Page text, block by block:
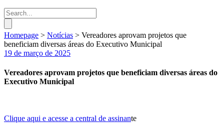
Homepage > Notícias > Vereadores aprovam projetos que
beneficiam diversas áreas do Executivo Municipal
19 de março de 2025
Vereadores aprovam projetos que beneficiam diversas áreas do
Executivo Municipal
Clique aqui e acesse a central de assinante